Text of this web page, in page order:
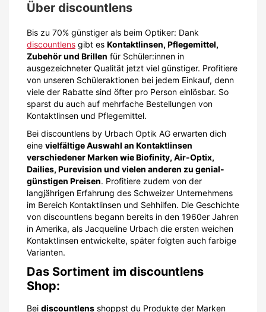
Über discountlens
Bis zu 70% günstiger als beim Optiker: Dank
discountlens gibt es Kontaktlinsen, Pflegemittel,
Zubehör und Brillen für Schüler:innen in
ausgezeichneter Qualität jetzt viel günstiger. Profitiere
von unseren Schüleraktionen bei jedem Einkauf, denn
viele der Rabatte sind öfter pro Person einlösbar. So
sparst du auch auf mehrfache Bestellungen von
Kontaktlinsen und Pflegemittel.
Bei discountlens by Urbach Optik AG erwarten dich
eine vielfältige Auswahl an Kontaktlinsen
verschiedener Marken wie Biofinity, Air-Optix,
Dailies, Purevision und vielen anderen zu genial-
günstigen Preisen. Profitiere zudem von der
langjährigen Erfahrung des Schweizer Unternehmens
im Bereich Kontaktlinsen und Sehhilfen. Die Geschichte
von discountlens begann bereits in den 1960er Jahren
in Amerika, als Jacqueline Urbach die ersten weichen
Kontaktlinsen entwickelte, später folgten auch farbige
Varianten.
Das Sortiment im discountlens
Shop:
Bei discountlens shoppst du Produkte der Marken